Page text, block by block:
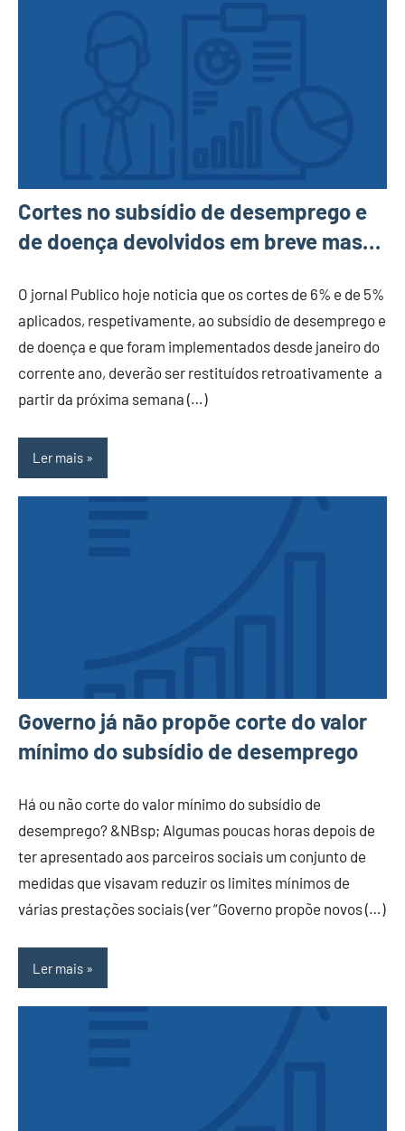
Cortes no subsídio de desemprego e
de doença devolvidos em breve mas…
O jornal Publico hoje noticia que os cortes de 6% e de 5%
aplicados, respetivamente, ao subsídio de desemprego e
de doença e que foram implementados desde janeiro do
corrente ano, deverão ser restituídos retroativamente a
partir da próxima semana (…)
Ler mais
Governo já não propõe corte do valor
mínimo do subsídio de desemprego
Há ou não corte do valor mínimo do subsídio de
desemprego? &NBsp; Algumas poucas horas depois de
ter apresentado aos parceiros sociais um conjunto de
medidas que visavam reduzir os limites mínimos de
várias prestações sociais (ver “Governo propõe novos (…)
Ler mais